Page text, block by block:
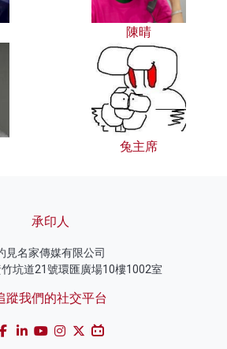
陳晴
兔主席
承印人
見名家傳媒有限公司
坑道21號環匯廣場10樓1002室
蹤我們的社交平台